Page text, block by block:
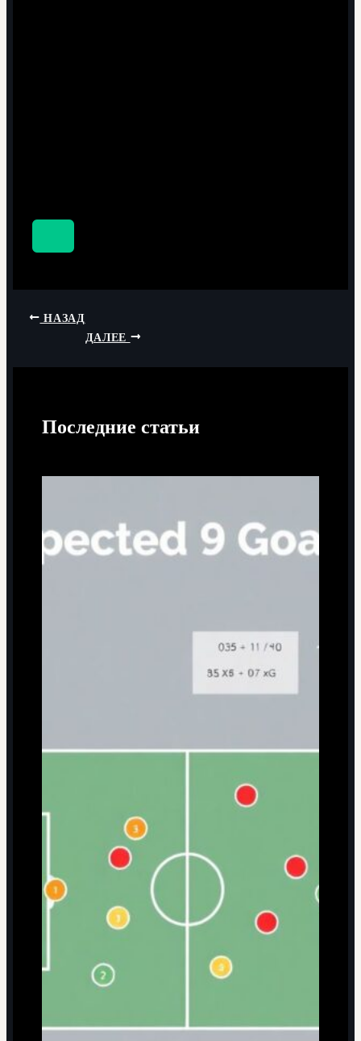
НАЗАД
ДАЛЕЕ
Последние статьи